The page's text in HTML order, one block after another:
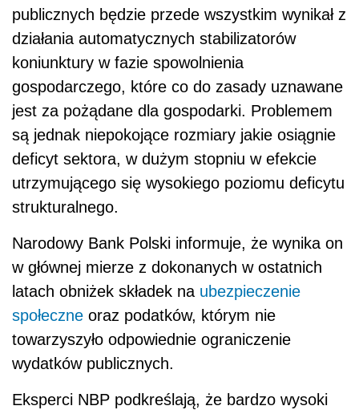
publicznych będzie przede wszystkim wynikał z
działania automatycznych stabilizatorów
koniunktury w fazie spowolnienia
gospodarczego, które co do zasady uznawane
jest za pożądane dla gospodarki. Problemem
są jednak niepokojące rozmiary jakie osiągnie
deficyt sektora, w dużym stopniu w efekcie
utrzymującego się wysokiego poziomu deficytu
strukturalnego.
Narodowy Bank Polski informuje, że wynika on
w głównej mierze z dokonanych w ostatnich
latach obniżek składek na ubezpieczenie
społeczne oraz podatków, którym nie
towarzyszyło odpowiednie ograniczenie
wydatków publicznych.
Eksperci NBP podkreślają, że bardzo wysoki